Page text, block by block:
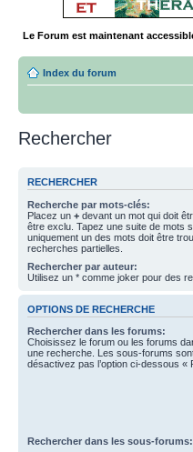
Le Forum est maintenant
Index du forum
Rechercher
RECHERCHER
Recherche par mots-clés:
Placez un + devant un mot qui doit
être exclu. Tapez une suite de mots
uniquement un des mots doit être
recherches partielles.
Rechercher par auteur:
Utilisez un * comme joker pour des
OPTIONS DE RECHERCHE
Rechercher dans les forums:
Choisissez le forum ou les forums
une recherche. Les sous-forums
désactivez pas l’option ci-dessous
Rechercher dans les sous-forums: